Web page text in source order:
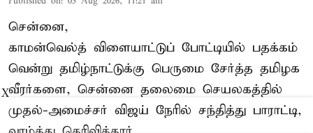
சென்னை,
காமன்வெல்த் விளையாட்டுப் போட்டியில் பதக்கம்
வென்று தமிழ்நாட்டுக்கு பெருமை சேர்த்த தமிழக
வீரர்களை, சென்னை தலைமை செயலகத்தில்
முதல்-அமைச்சர் விஜய் நேரில் சந்தித்து பாராட்டி,
X